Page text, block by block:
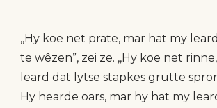
,,Hy koe net prate, mar hat my
te wêzen”, zei ze. ,,Hy koe net
leard dat lytse stapkes grutte
Hy hearde oars, mar hy hat my